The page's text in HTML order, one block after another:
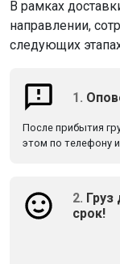
В рамках
направлении,
следующих
1.
После прибытия
этом по телефону
2.
срок!